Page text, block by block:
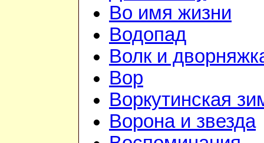
Во имя жизни
Водопад
Волк и
Вор
Воркутинская
Ворона и звезда